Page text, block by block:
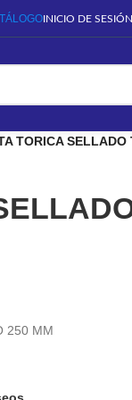
INICIO DE
TORICA SELLADO
250 MM